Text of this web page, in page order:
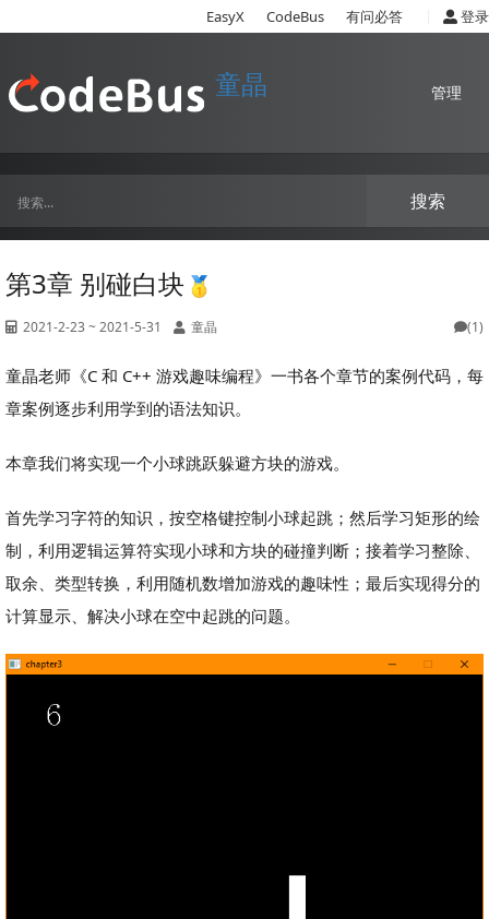
EasyX CodeBus 有问必答 登录
童晶 管理
第3章 别碰白块
2021-2-23 ~ 2021-5-31 童晶 (1)
童晶老师《C 和 C++ 游戏趣味编程》一书各个章节的案例代码，每
章案例逐步利用学到的语法知识。
本章我们将实现一个小球跳跃躲避方块的游戏。
首先学习字符的知识，按空格键控制小球起跳；然后学习矩形的绘
制，利用逻辑运算符实现小球和方块的碰撞判断；接着学习整除、
取余、类型转换，利用随机数增加游戏的趣味性；最后实现得分的
计算显示、解决小球在空中起跳的问题。
搜索